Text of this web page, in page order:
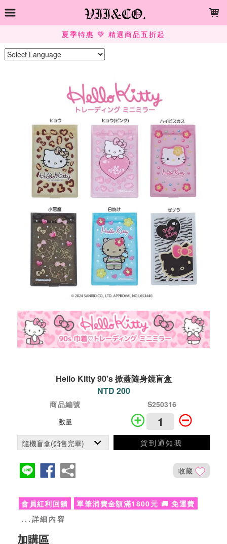
夏季特惠 💚 精選商品五折起
Hello Kitty 90's 掀蓋隨身鏡盲盒
NTD 200
商品編號
S250316
數量
貨到通知我
收藏
會員紅利回饋
單筆消費金額滿1800元 🚚 免運費
...詳細內容